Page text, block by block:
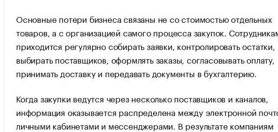
Основные потери бизнеса связаны не со стоимостью отдельных
товаров, а с организацией самого процесса закупок.
приходится регулярно собирать заявки, контролировать остатки,
выбирать поставщиков, оформлять заказы, согласовывать оплату,
принимать доставку и передавать документы в бухгалтерию.
Когда закупки ведутся через несколько поставщиков и каналов,
информация оказывается распределена между электронной
личными кабинетами и мессенджерами. В результате компаниям